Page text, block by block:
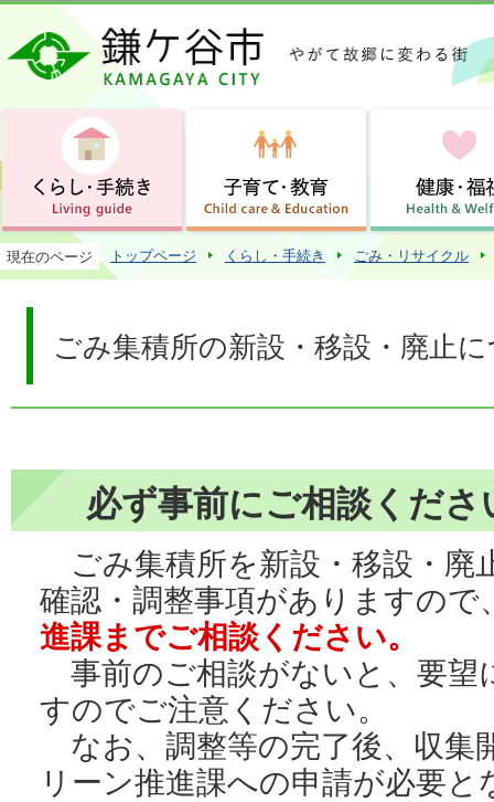
この
現在のページ トップページ くらし・手続き ごみ・リサイクル
ごみ集積所の新設・移設・廃止
必ず事前にご相談くださ
ごみ集積所を新設・移設・廃
確認・調整事項がありますので
進課までご相談ください。
事前のご相談がないと、要望
すのでご注意ください。
なお、調整等の完了後、収集
リーン推進課への申請が必要と